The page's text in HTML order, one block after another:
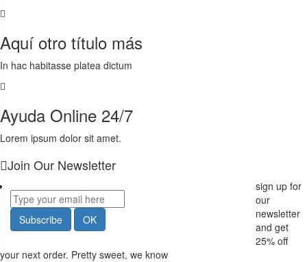
Aquí otro título más
In hac habitasse platea dictum
Ayuda Online 24/7
Lorem ipsum dolor sit amet.
Join Our Newsletter
sign up for
our
newsletter
and get
25% off
your next order. Pretty sweet, we know